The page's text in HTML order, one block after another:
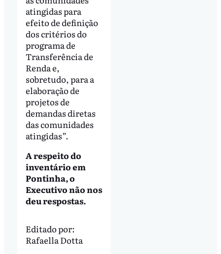
atingidas para
efeito de definição
dos critérios do
programa de
Transferência de
Renda e,
sobretudo, para a
elaboração de
projetos de
demandas diretas
das comunidades
atingidas”.
A respeito do
inventário em
Pontinha, o
Executivo não nos
deu respostas.
Editado por:
Rafaella Dotta